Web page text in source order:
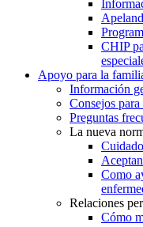
CHIP
Apoyo para la
Información
Consejos
Preguntas
La nueva
Como
Relaciones
Cómo